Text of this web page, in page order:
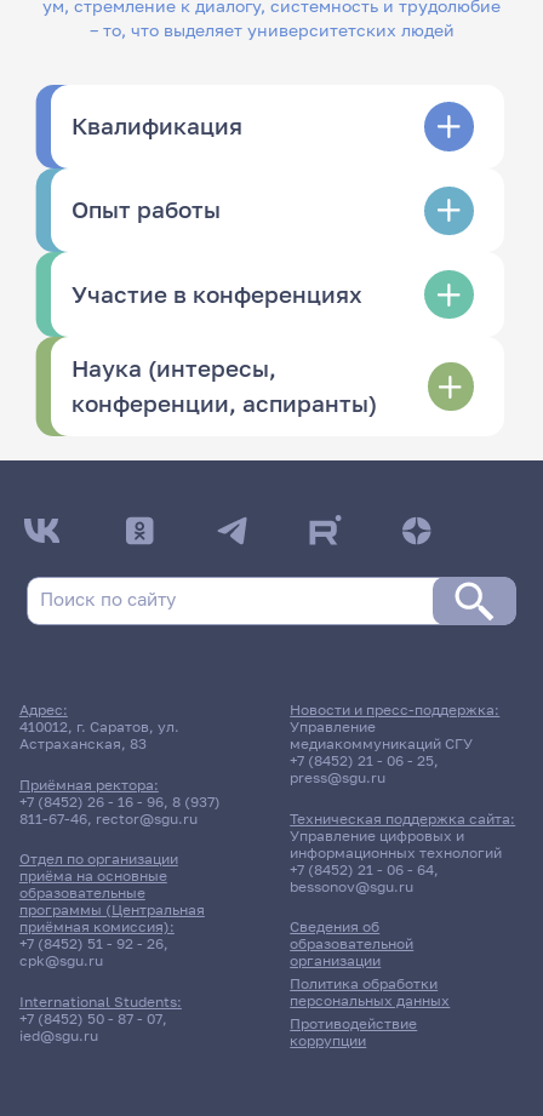
ум, стремление к диалогу, системность и трудолюбие
– то, что выделяет университетских людей
Квалификация
Опыт работы
Участие в конференциях
Наука (интересы,
конференции, аспиранты)
Адрес:
410012, г. Саратов, ул.
Астраханская, 83
Приёмная ректора:
+7 (8452) 26 - 16 - 96, 8 (937)
811-67-46, rector@sgu.ru
Отдел по организации
приёма на основные
образовательные
программы (Центральная
приёмная комиссия):
+7 (8452) 51 - 92 - 26,
cpk@sgu.ru
International Students:
+7 (8452) 50 - 87 - 07,
ied@sgu.ru
Сведения об
образовательной
организации
Политика обработки
персональных данных
Противодействие
коррупции
Новости и пресс-поддержка:
Управление
медиакоммуникаций СГУ
+7 (8452) 21 - 06 - 25,
press@sgu.ru
Техническая поддержка сайта:
Управление цифровых и
информационных технологий
+7 (8452) 21 - 06 - 64,
bessonov@sgu.ru